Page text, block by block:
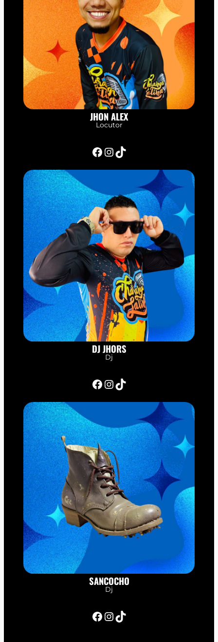
JHON ALEX
Locutor
Facebook InstagramTikTok
DJ JHORS
Dj
Facebook InstagramTikTok
SANCOCHO
Dj
Facebook InstagramTikTok